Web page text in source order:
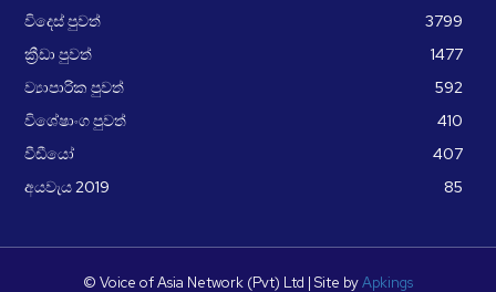
විදෙස් පුවත්
3799
ක්‍රීඩා පුවත්
1477
ව්‍යාපාරික පුවත්
592
විශේෂාංග පුවත්
410
වීඩීයෝ
407
අයවැය 2019
85
© Voice of Asia Network (Pvt) Ltd | Site byApkings